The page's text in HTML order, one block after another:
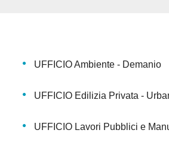
UFFICIO Ambiente - Demanio
UFFICIO Edilizia Privata -
UFFICIO Lavori Pubblici e